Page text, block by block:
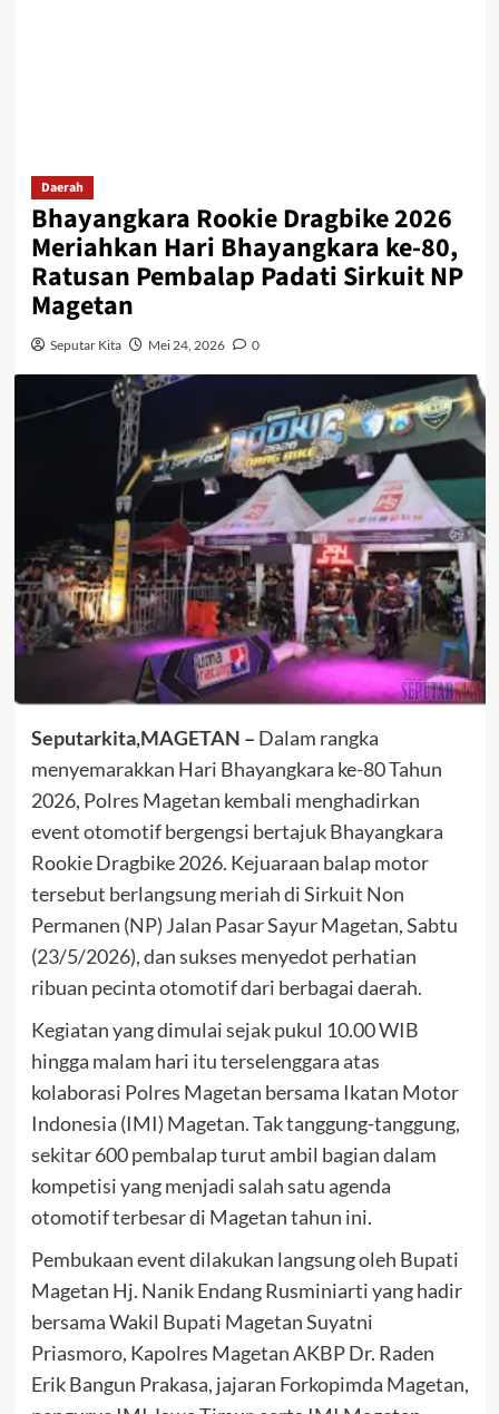
Daerah
Bhayangkara Rookie Dragbike 2026
Meriahkan Hari Bhayangkara ke-80,
Ratusan Pembalap Padati Sirkuit NP
Magetan
Seputar Kita Mei 24, 2026 0
Seputarkita,MAGETAN – Dalam rangka
menyemarakkan Hari Bhayangkara ke-80 Tahun
2026, Polres Magetan kembali menghadirkan
event otomotif bergengsi bertajuk Bhayangkara
Rookie Dragbike 2026. Kejuaraan balap motor
tersebut berlangsung meriah di Sirkuit Non
Permanen (NP) Jalan Pasar Sayur Magetan, Sabtu
(23/5/2026), dan sukses menyedot perhatian
ribuan pecinta otomotif dari berbagai daerah.
Kegiatan yang dimulai sejak pukul 10.00 WIB
hingga malam hari itu terselenggara atas
kolaborasi Polres Magetan bersama Ikatan Motor
Indonesia (IMI) Magetan. Tak tanggung-tanggung,
sekitar 600 pembalap turut ambil bagian dalam
kompetisi yang menjadi salah satu agenda
otomotif terbesar di Magetan tahun ini.
Pembukaan event dilakukan langsung oleh Bupati
Magetan Hj. Nanik Endang Rusminiarti yang hadir
bersama Wakil Bupati Magetan Suyatni
Priasmoro, Kapolres Magetan AKBP Dr. Raden
Erik Bangun Prakasa, jajaran Forkopimda Magetan,